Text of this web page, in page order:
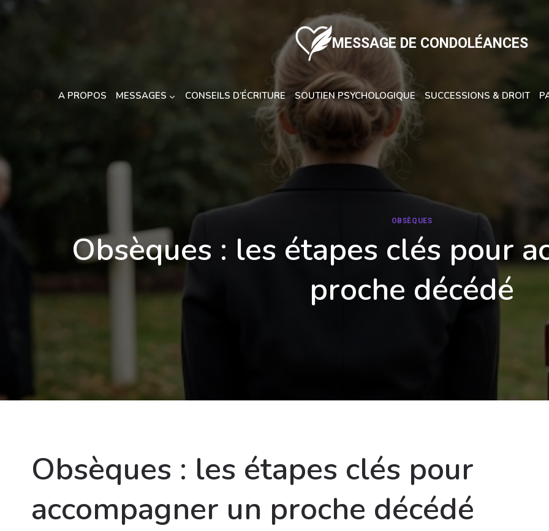
MESSAGE DE CONDOLÉANCES
A PROPOS MESSAGES CONSEILS D’ÉCRITURE SOUTIEN PSYCHOLOGIQUE SUCCESSIONS & DROIT
OBSÈQUES
Obsèques : les étapes clés pour
proche décédé
Obsèques : les étapes clés pour
accompagner un proche décédé